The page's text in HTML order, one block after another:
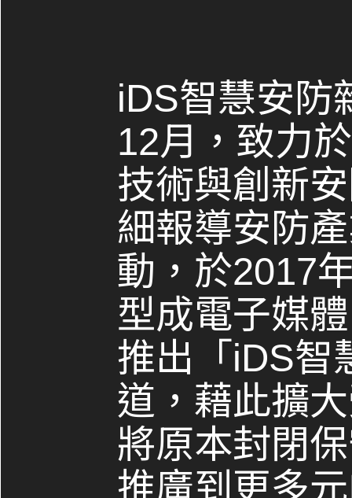
iDS智慧安防
12月，致力
技術與創新
細報導安防
動，於2017
型成電子媒
推出「iDS智
道，藉此擴
將原本封閉
推廣到更多